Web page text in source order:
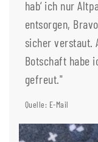
hab‘ ich nur
entsorgen,
sicher verstaut.
Botschaft habe
gefreut."
Quelle: E-Mail